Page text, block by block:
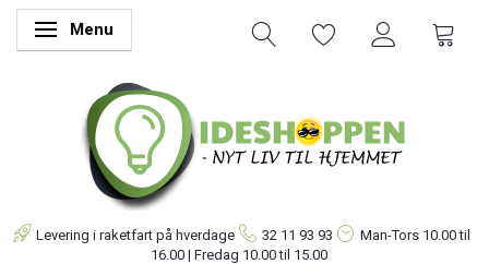
Skifte navigation
Menu
Levering i raketfart på hverdage 32 11 93 93 Man-Tors 10.00 til
16.00 | Fredag 10.00 til 15.00